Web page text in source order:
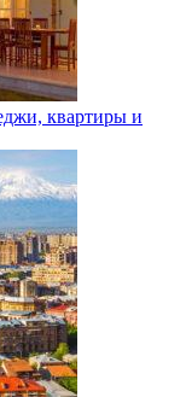
квартиры и